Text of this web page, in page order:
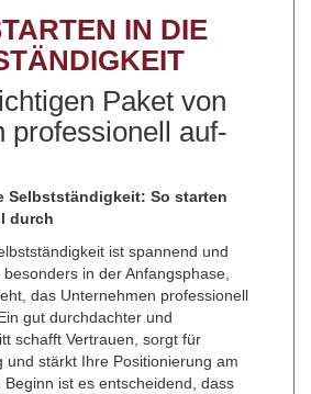
IN DIE
Pa­ket von
pro­fes­sio­nell auf­
Selbstständigkeit: So starten
durch
ist spannend und
in der Anfangsphase,
das Unternehmen professionell
gut durchdachter und
schafft Vertrauen, sorgt für
und stärkt Ihre Positionierung am
ist es entscheidend, dass